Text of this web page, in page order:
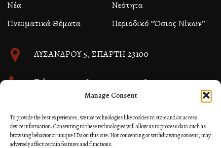
Manage Consent
To provide the best experiences, we use technologies like cookies to store and/or access
device information. Consenting to these technologies will allow us to process data such as
browsing behavior or unique IDs on this site. Not consenting or withdrawing consent, may
adversely affect certain features and functions.
Νέα
Νεότητα
Πνευματικά Θέματα
Περιοδικό “Όσιος Νίκων”
ΛΥΣΑΝΔΡΟΥ 5, ΣΠΑΡΤΗ 23100
Τηλ. 27310 26580 και 27310 26581